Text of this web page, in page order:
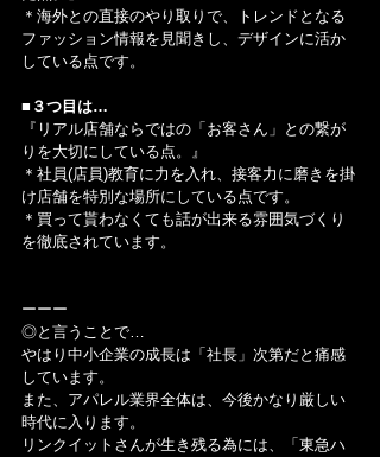
＊海外との直接のやり取りで、トレンドとなる
ファッション情報を見聞きし、デザインに活か
している点です。
■３つ目は…
『リアル店舗ならではの「お客さん」との繋が
りを大切にしている点。』
＊社員(店員)教育に力を入れ、接客力に磨きを掛
け店舗を特別な場所にしている点です。
＊買って貰わなくても話が出来る雰囲気づくり
を徹底されています。
ーーー
◎と言うことで…
やはり中小企業の成長は「社長」次第だと痛感
しています。
また、アパレル業界全体は、今後かなり厳しい
時代に入ります。
リンクイットさんが生き残る為には、「東急ハ